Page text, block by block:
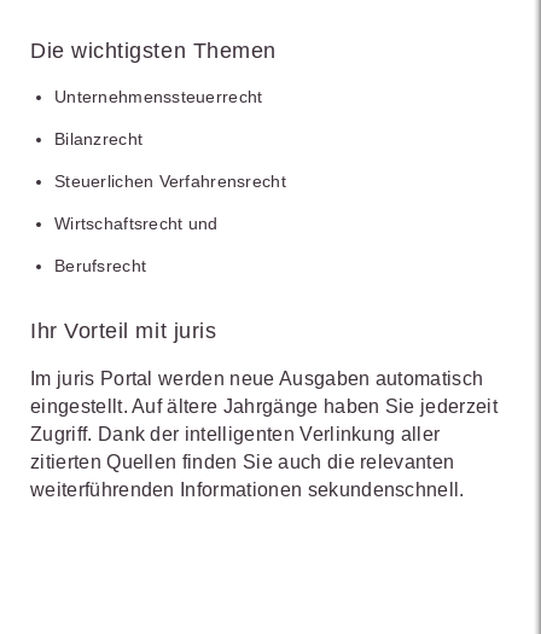
Die wichtigsten Themen
Unternehmenssteuerrecht
Bilanzrecht
Steuerlichen Verfahrensrecht
Wirtschaftsrecht und
Berufsrecht
Ihr Vorteil mit juris
Im juris Portal werden neue Ausgaben automatisch
eingestellt. Auf ältere Jahrgänge haben Sie jederzeit
Zugriff. Dank der intelligenten Verlinkung aller
zitierten Quellen finden Sie auch die relevanten
weiterführenden Informationen sekundenschnell.